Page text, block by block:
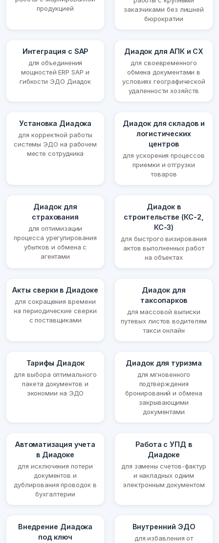
продукцией
заказчиками без лишней
бюрократии
Интеграция с SAP
для объединения
мощностей ERP SAP и
гибкости ЭДО Диадок
Диадок для АПК и СХ
для своевременного
обмена документами в
условиях географической
удаленности хозяйств
Установка Диадока
для корректной работы
системы ЭДО на рабочем
месте сотрудника
Диадок для складов и
логистических
центров
для ускорения процессов
приемки и отгрузки
товаров
Диадок для
страхования
для оптимизации
процесса урегулирования
убытков и обмена с
агентами
Диадок в
строительстве (КС-2,
КС-3)
для быстрого визирования
актов выполненных работ
на объектах
Акты сверки в Диадоке
для сокращения времени
на периодические сверки
с поставщиками
Диадок для
таксопарков
для массовой выписки
путевых листов водителям
такси онлайн
Тарифы Диадок
для выбора оптимального
пакета документов и
экономии на ЭДО
Диадок для туризма
для мгновенного
подтверждения
бронирований и обмена
закрывающими
документами
Автоматизация учета
в Диадоке
для исключения потери
документов и
дублирования проводок в
бухгалтерии
Работа с УПД в
Диадоке
для замены счетов-фактур
и накладных одним
электронным документом
Внедрение Диадока
под ключ
Внутренний ЭДО
для избавления от